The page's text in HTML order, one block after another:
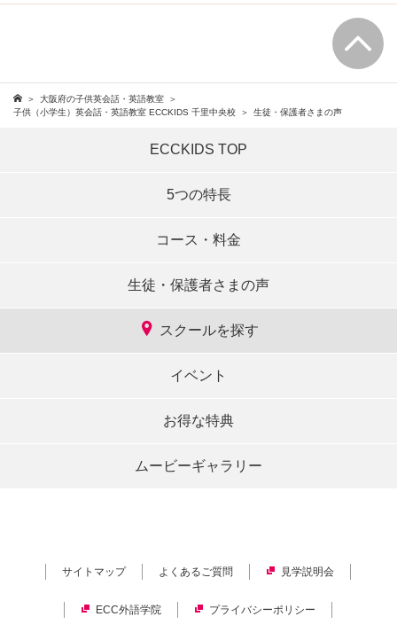
大阪府の子供英会話・英語教室
子供（小学生）英会話・英語教室 ECCKIDS 千里中央校
生徒・保護者さまの声
ECCKIDS TOP
5つの特長
コース・料金
生徒・保護者さまの声
スクールを探す
イベント
お得な特典
ムービーギャラリー
サイトマップ よくあるご質問 見学説明会
ECC外語学院 プライバシーポリシー